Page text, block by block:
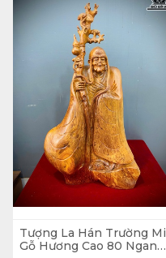
Tượng La Hán Trường Mi
Gỗ Hương Cao 80 Ngang